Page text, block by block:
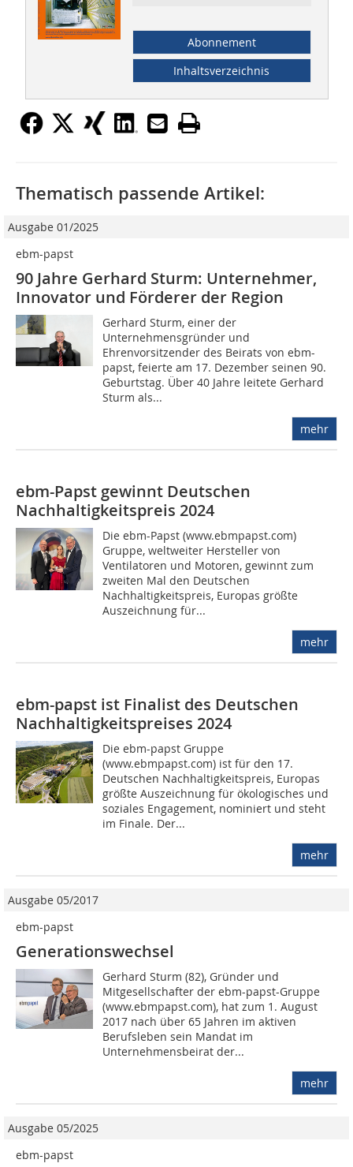
Abonnement
Inhaltsverzeichnis
Thematisch passende Artikel:
Ausgabe 01/2025
ebm-papst
90 Jahre Gerhard Sturm: Unternehmer,
Innovator und Förderer der Region
Gerhard Sturm, einer der
Unternehmensgründer und
Ehrenvorsitzender des Beirats von ebm-
papst, feierte am 17. Dezember seinen 90.
Geburtstag. Über 40 Jahre leitete Gerhard
Sturm als...
mehr
ebm-Papst gewinnt Deutschen
Nachhaltigkeitspreis 2024
Die ebm-Papst (www.ebmpapst.com)
Gruppe, weltweiter Hersteller von
Ventilatoren und Motoren, gewinnt zum
zweiten Mal den Deutschen
Nachhaltigkeitspreis, Europas größte
Auszeichnung für...
mehr
ebm-papst ist Finalist des Deutschen
Nachhaltigkeitspreises 2024
Die ebm-papst Gruppe
(www.ebmpapst.com) ist für den 17.
Deutschen Nachhaltigkeitspreis, Europas
größte Auszeichnung für ökologisches und
soziales Engagement, nominiert und steht
im Finale. Der...
mehr
Ausgabe 05/2017
ebm-papst
Generationswechsel
Gerhard Sturm (82), Gründer und
Mitgesellschafter der ebm-papst-Gruppe
(www.ebmpapst.com), hat zum 1. August
2017 nach über 65 Jahren im aktiven
Berufsleben sein Mandat im
Unternehmensbeirat der...
mehr
Ausgabe 05/2025
ebm-papst